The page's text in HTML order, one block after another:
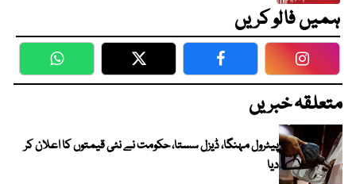
ہمیں فالو کریں
WhatsApp Twitter Facebook
متعلقہ خبریں
پیٹرول مہنگا، ڈیزل سستا، حکومت نے نئی قیمتوں کا اعلان کر
دیا